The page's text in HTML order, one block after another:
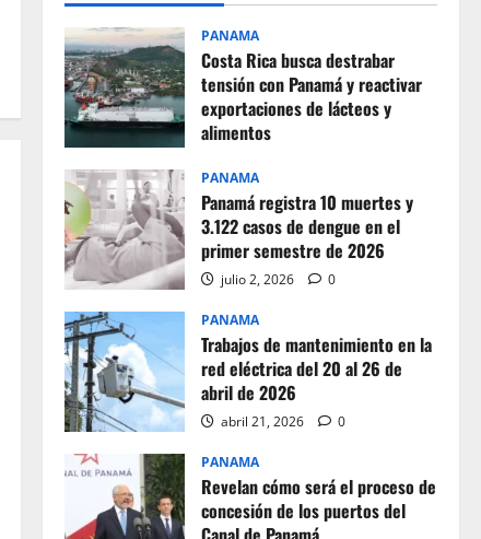
PANAMA
Costa Rica busca destrabar
tensión con Panamá y reactivar
exportaciones de lácteos y
alimentos
PANAMA
Panamá registra 10 muertes y
3.122 casos de dengue en el
primer semestre de 2026
julio 2, 2026 0
PANAMA
Trabajos de mantenimiento en la
red eléctrica del 20 al 26 de
abril de 2026
abril 21, 2026 0
PANAMA
Revelan cómo será el proceso de
concesión de los puertos del